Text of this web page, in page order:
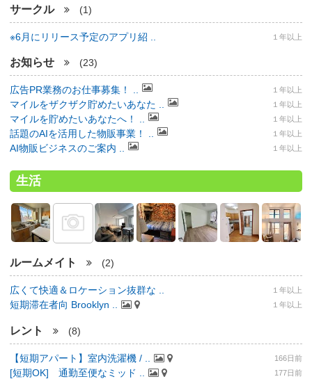
サークル (1)
※6月にリリース予定のアプリ紹 .. １年以上
お知らせ (23)
広告PR業務のお仕事募集！ .. １年以上
マイルをザクザク貯めたいあなた .. １年以上
マイルを貯めたいあなたへ！ .. １年以上
話題のAIを活用した物販事業！ .. １年以上
AI物販ビジネスのご案内 .. １年以上
生活
ルームメイト (2)
広くて快適＆ロケーション抜群な .. １年以上
短期滞在者向 Brooklyn .. １年以上
レント (8)
【短期アパート】室内洗濯機 / .. 166日前
[短期OK] 通勤至便なミッド .. 177日前